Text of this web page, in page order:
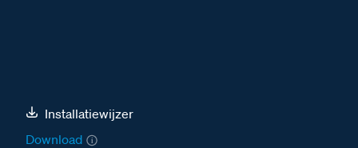
Installatiewijzer
Download